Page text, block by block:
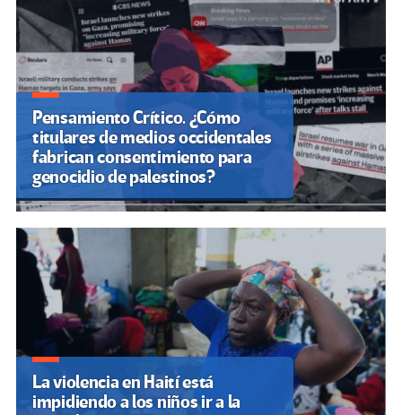
Pensamiento Crítico. ¿Cómo
titulares de medios occidentales
fabrican consentimiento para
genocidio de palestinos?
La violencia en Haití está
impidiendo a los niños ir a la